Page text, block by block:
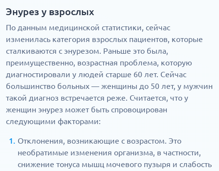
Энурез у взрослых
По данным медицинской статистики, сейчас
изменилась категория взрослых пациентов, которые
сталкиваются с энурезом. Раньше это была,
преимущественно, возрастная проблема, которую
диагностировали у людей старше 60 лет. Сейчас
большинство больных — женщины до 50 лет, у мужчин
такой диагноз встречается реже. Считается, что у
женщин энурез может быть спровоцирован
следующими факторами:
Отклонения, возникающие с возрастом. Это
необратимые изменения организма, в частности,
снижение тонуса мышц мочевого пузыря и слабость